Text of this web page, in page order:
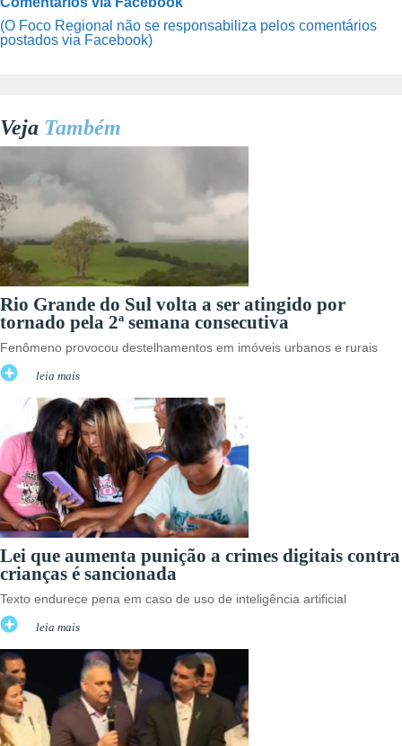
(O Foco Regional não se responsabiliza pelos comentários
postados via Facebook)
Veja Também
Rio Grande do Sul volta a ser atingido por
tornado pela 2ª semana consecutiva
Fenômeno provocou destelhamentos em imóveis urbanos e rurais
leia mais
Lei que aumenta punição a crimes digitais contra
crianças é sancionada
Texto endurece pena em caso de uso de inteligência artificial
leia mais